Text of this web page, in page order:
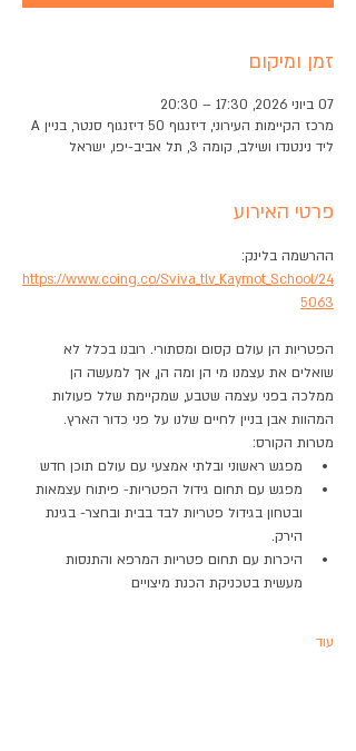
זמן ומיקום
07 ביוני 2026, 17:30 – 20:30
מרכז הקיימות העירוני, דיזנגוף 50 דיזנגוף סנטר, בניין A
ליד נינטנדו ושילב, קומה 3, תל אביב-יפו, ישראל
פרטי האירוע
ההרשמה בלינק:
https://www.coing.co/Sviva_tlv_Kaymot_School/24
5063
הפטריות הן עולם קסום ומסתורי. רובנו בכלל לא
שואלים את עצמנו מי הן ומה הן, אך למעשה הן
ממלכה בפני עצמה שטבע, שמקיימת שלל פעולות
המהוות אבן בניין לחיים שלנו על פני כדור הארץ.
מטרות הקורס:
מפגש ראשוני ובלתי אמצעי עם עולם תוכן חדש
מפגש עם תחום גידול הפטריות- פיתוח עצמאות
ובטחון בגידול פטריות לבד בבית ובחצר- בגינת
הירק.
היכרות עם תחום פטריות המרפא והתנסות
מעשית בטכניקת הכנת מיצויים
עוד